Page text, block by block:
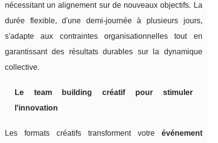
nécessitant un alignement sur de nouveaux objectifs. La
durée flexible, d'une demi-journée à plusieurs jours,
s'adapte aux contraintes organisationnelles tout en
garantissant des résultats durables sur la dynamique
collective.
Le team building créatif pour stimuler
l'innovation
Les formats créatifs transforment votre événement